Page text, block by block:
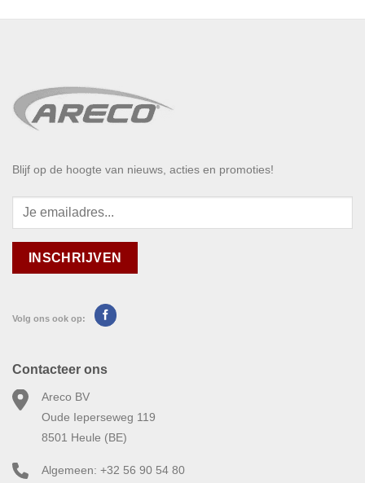
Blijf op de hoogte van nieuws, acties en promoties!
Volg ons ook op:
Contacteer ons
Areco BV
Oude Ieperseweg 119
8501 Heule (BE)
Algemeen: +32 56 90 54 80